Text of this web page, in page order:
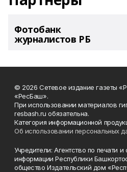
Фотобанк
журналистов РБ
© 2026 Сетевое издание газеты
«РесБаш».
При использовании материалов
resbash.ru обязательна.
Категория информационной
Об использовании персональных
Учредители: Агентство по печати
информации Республики
общество Издательский дом